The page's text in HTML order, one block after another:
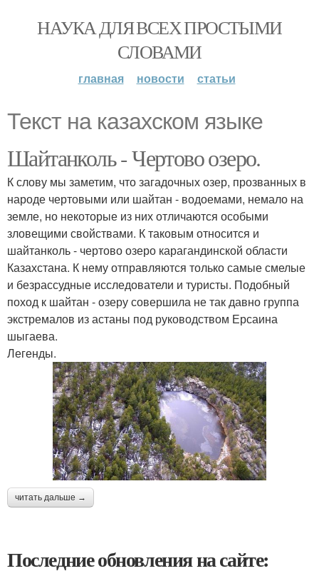
НАУКА ДЛЯ ВСЕХ ПРОСТЫМИ
СЛОВАМИ
главная новости статьи
Текст на казахском языке
Шайтанколь - Чертово озеро.
К слову мы заметим, что загадочных озер, прозванных в
народе чертовыми или шайтан - водоемами, немало на
земле, но некоторые из них отличаются особыми
зловещими свойствами. К таковым относится и
шайтанколь - чертово озеро карагандинской области
Казахстана. К нему отправляются только самые смелые
и безрассудные исследователи и туристы. Подобный
поход к шайтан - озеру совершила не так давно группа
экстремалов из астаны под руководством Ерсаина
шыгаева.
Легенды.
читать дальше →
Последние обновления на сайте: